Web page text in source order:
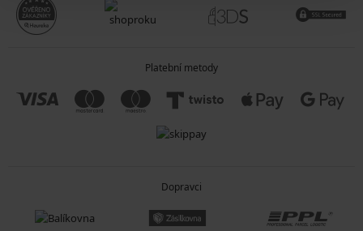
Platební metody
Dopravci